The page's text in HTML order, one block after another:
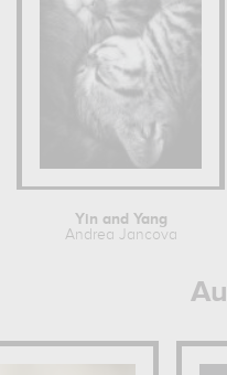
Yin and Yang
Andrea Jancova